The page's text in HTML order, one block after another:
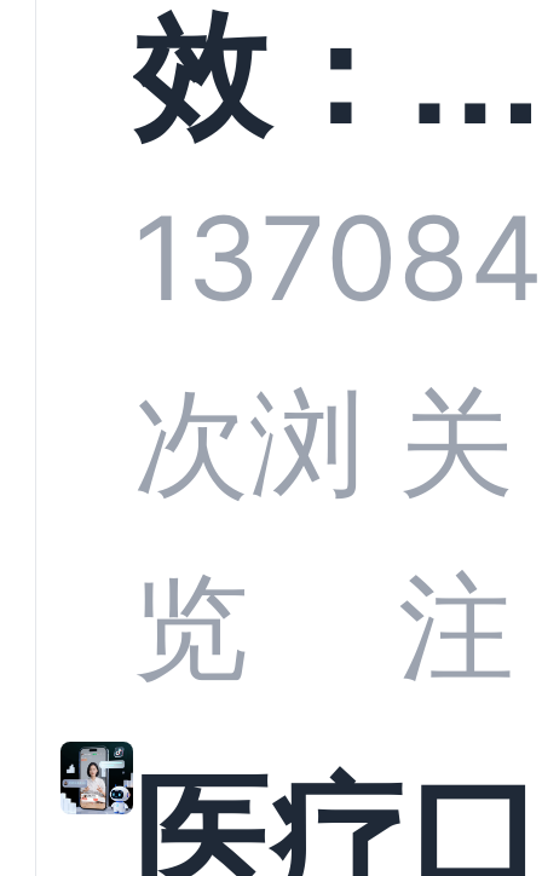
技何以
定义行
业标
准？
效：螳
螂科技
CRM
何助力
教育机
1370
次浏
览
关
注
医疗口